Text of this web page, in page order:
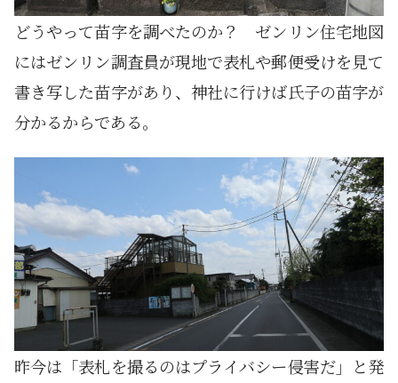
どうやって苗字を調べたのか？ ゼンリン住宅地図
にはゼンリン調査員が現地で表札や郵便受けを見て
書き写した苗字があり、神社に行けば氏子の苗字が
分かるからである。
昨今は「表札を撮るのはプライバシー侵害だ」と発